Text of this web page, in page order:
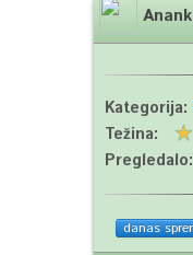
Kategorija:
Težina:
Pregledalo:
danas